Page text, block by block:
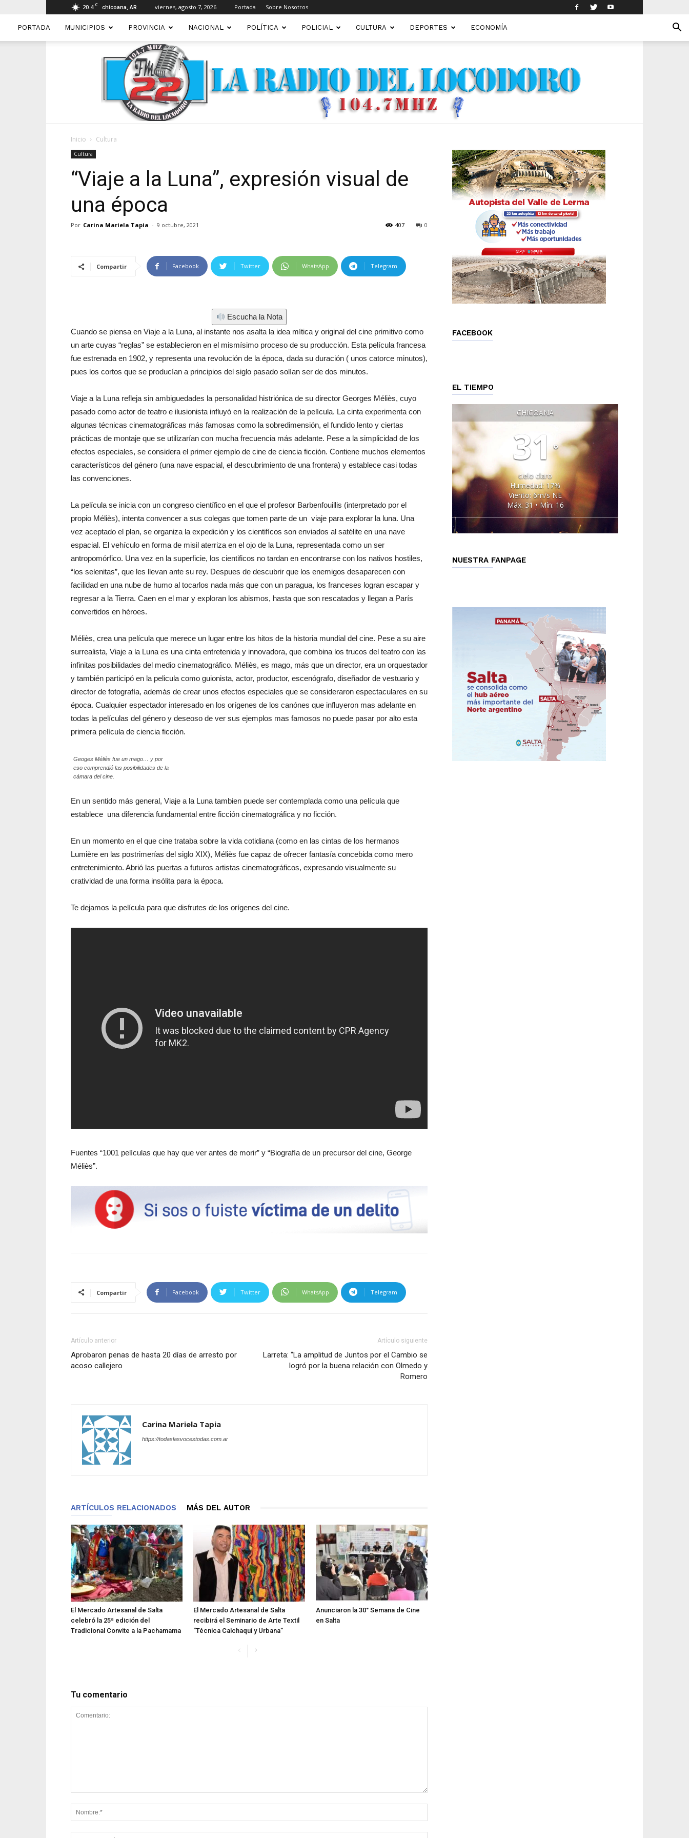
20.4 C chicoana, AR viernes, agosto 7, 2026 Portada Sobre Nosotros
PORTADA MUNICIPIOS PROVINCIA NACIONAL POLÍTICA POLICIAL CULTURA DEPORTES ECONOMÍA
Inicio Cultura
Cultura
“Viaje a la Luna”, expresión visual de
una época
Por Carina Mariela Tapia - 9 octubre, 2021 0
407
Compartir Facebook Twitter WhatsApp Telegram
Escucha la Nota
Cuando se piensa en Viaje a la Luna, al instante nos asalta la idea mítica y original del cine primitivo como
un arte cuyas “reglas” se establecieron en el mismísimo proceso de su producción. Esta película francesa
fue estrenada en 1902, y representa una revolución de la época, dada su duración ( unos catorce minutos),
pues los cortos que se producían a principios del siglo pasado solían ser de dos minutos.
Viaje a la Luna refleja sin ambiguedades la personalidad histriónica de su director Georges Méliès, cuyo
pasado como actor de teatro e ilusionista influyó en la realización de la película. La cinta experimenta con
algunas técnicas cinematográficas más famosas como la sobredimensión, el fundido lento y ciertas
prácticas de montaje que se utilizarían con mucha frecuencia más adelante. Pese a la simplicidad de los
efectos especiales, se considera el primer ejemplo de cine de ciencia ficción. Contiene muchos elementos
característicos del género (una nave espacial, el descubrimiento de una frontera) y establece casi todas
las convenciones.
La película se inicia con un congreso científico en el que el profesor Barbenfouillis (interpretado por el
propio Méliès), intenta convencer a sus colegas que tomen parte de un viaje para explorar la luna. Una
vez aceptado el plan, se organiza la expedición y los cientifícos son enviados al satélite en una nave
espacial. El vehículo en forma de misil aterriza en el ojo de la Luna, representada como un ser
antropomórfico. Una vez en la superficie, los cientificos no tardan en encontrarse con los nativos hostiles,
“los selenitas”, que les llevan ante su rey. Despues de descubrir que los enemigos desaparecen con
facilidad en una nube de humo al tocarlos nada más que con un paragua, los franceses logran escapar y
regresar a la Tierra. Caen en el mar y exploran los abismos, hasta que son rescatados y llegan a París
convertidos en héroes.
Méliès, crea una película que merece un lugar entre los hitos de la historia mundial del cine. Pese a su aire
surrealista, Viaje a la Luna es una cinta entretenida y innovadora, que combina los trucos del teatro con las
infinitas posibilidades del medio cinematográfico. Méliès, es mago, más que un director, era un orquestador
y también participó en la pelicula como guionista, actor, productor, escenógrafo, diseñador de vestuario y
director de fotografía, además de crear unos efectos especiales que se consideraron espectaculares en su
época. Cualquier espectador interesado en los orígenes de los canónes que influyeron mas adelante en
todas la películas del género y deseoso de ver sus ejemplos mas famosos no puede pasar por alto esta
primera película de ciencia ficción.
Geoges Méliès fue un mago… y por
eso comprendió las posibilidades de la
cámara del cine.
En un sentido más general, Viaje a la Luna tambien puede ser contemplada como una película que
establece una diferencia fundamental entre ficción cinematográfica y no ficción.
En un momento en el que cine trataba sobre la vida cotidiana (como en las cintas de los hermanos
Lumière en las postrimerías del siglo XIX), Méliès fue capaz de ofrecer fantasía concebida como mero
entretenimiento. Abrió las puertas a futuros artistas cinematográficos, expresando visualmente su
cratividad de una forma insólita para la época.
Te dejamos la película para que disfrutes de los orígenes del cine.
Fuentes “1001 películas que hay que ver antes de morir” y “Biografía de un precursor del cine, George
Méliès”.
Compartir Facebook Twitter WhatsApp Telegram
Artículo anterior
Aprobaron penas de hasta 20 días de arresto por
acoso callejero
Artículo siguiente
Larreta: “La amplitud de Juntos por el Cambio se
logró por la buena relación con Olmedo y
Romero
Carina Mariela Tapia
https://todaslasvocestodas.com.ar
ARTÍCULOS RELACIONADOS MÁS DEL AUTOR
El Mercado Artesanal de Salta
celebró la 25ª edición del
Tradicional Convite a la Pachamama
El Mercado Artesanal de Salta
recibirá el Seminario de Arte Textil
“Técnica Calchaquí y Urbana”
Anunciaron la 30° Semana de Cine
en Salta
Tu comentario
FACEBOOK
EL TIEMPO
CHICOANA
31°
cielo claro
Humedad: 17%
Viento: 6m/s NE
Máx: 31 • Mín: 16
NUESTRA FANPAGE